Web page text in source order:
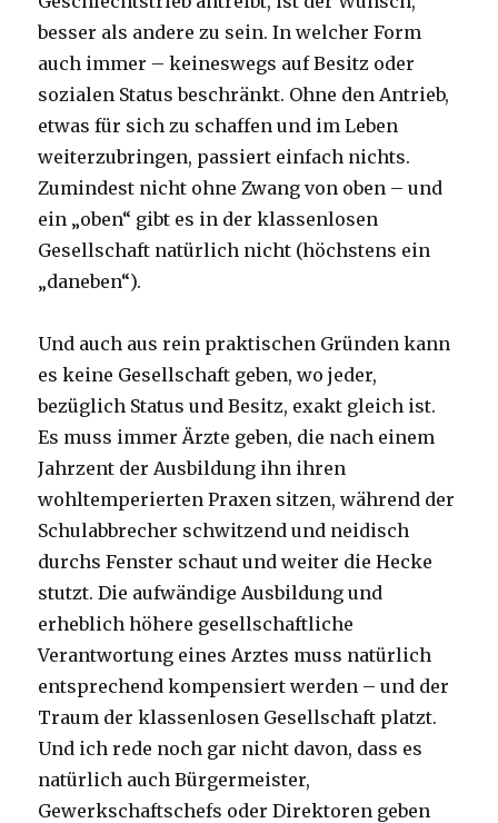
besser als andere zu sein. In welcher Form
auch immer – keineswegs auf Besitz oder
sozialen Status beschränkt. Ohne den Antrieb,
etwas für sich zu schaffen und im Leben
weiterzubringen, passiert einfach nichts.
Zumindest nicht ohne Zwang von oben – und
ein „oben“ gibt es in der klassenlosen
Gesellschaft natürlich nicht (höchstens ein
„daneben“).
Und auch aus rein praktischen Gründen kann
es keine Gesellschaft geben, wo jeder,
bezüglich Status und Besitz, exakt gleich ist.
Es muss immer Ärzte geben, die nach einem
Jahrzent der Ausbildung ihn ihren
wohltemperierten Praxen sitzen, während der
Schulabbrecher schwitzend und neidisch
durchs Fenster schaut und weiter die Hecke
stutzt. Die aufwändige Ausbildung und
erheblich höhere gesellschaftliche
Verantwortung eines Arztes muss natürlich
entsprechend kompensiert werden – und der
Traum der klassenlosen Gesellschaft platzt.
Und ich rede noch gar nicht davon, dass es
natürlich auch Bürgermeister,
Gewerkschaftschefs oder Direktoren geben